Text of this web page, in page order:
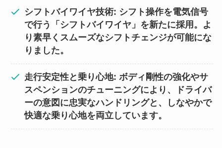
シフトバイワイヤ技術: シフト操作を電気信号
で行う「シフトバイワイヤ」を新たに採用。よ
り素早くスムーズなシフトチェンジが可能にな
りました。
走行安定性と乗り心地: ボディ剛性の強化やサ
スペンションのチューニングにより、ドライバ
ーの意図に忠実なハンドリングと、しなやかで
快適な乗り心地を両立しています。